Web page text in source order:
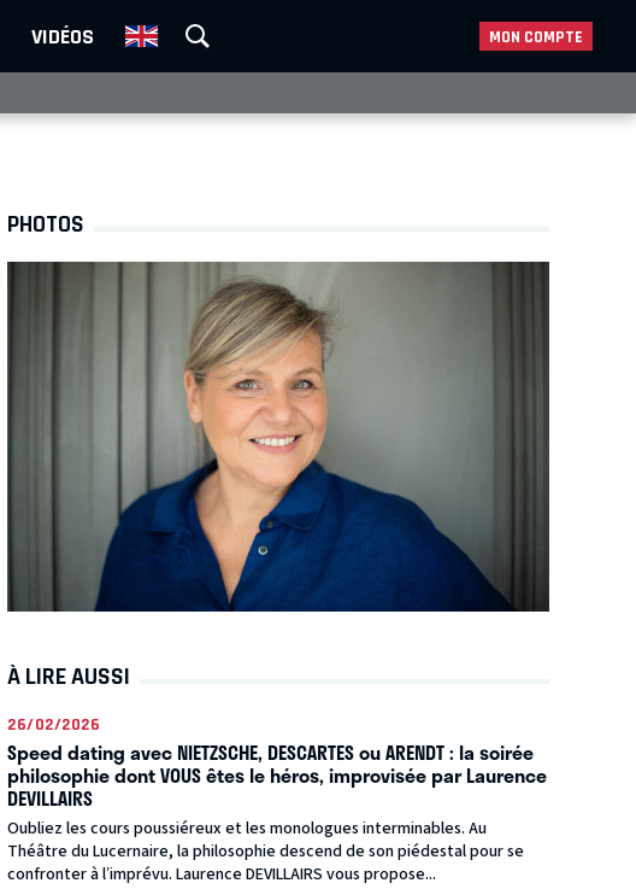
VIDÉOS MON COMPTE
PHOTOS
À LIRE AUSSI
26/02/2026
Speed dating avec NIETZSCHE, DESCARTES ou ARENDT : la soirée
philosophie dont VOUS êtes le héros, improvisée par Laurence
DEVILLAIRS
Oubliez les cours poussiéreux et les monologues interminables. Au
Théâtre du Lucernaire, la philosophie descend de son piédestal pour se
confronter à l’imprévu. Laurence DEVILLAIRS vous propose...